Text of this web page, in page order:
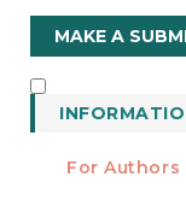
Make
a
Submission
MAKE A
For Authors